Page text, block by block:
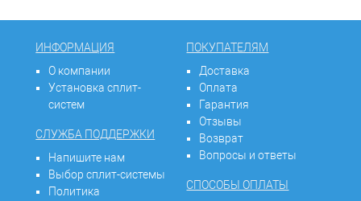
ИНФОРМАЦИЯ
О компании
Установка сплит-
систем
СЛУЖБА ПОДДЕРЖКИ
Напишите нам
Выбор сплит-системы
Политика
ПОКУПАТЕЛЯМ
Доставка
Оплата
Гарантия
Отзывы
Возврат
Вопросы и ответы
СПОСОБЫ ОПЛАТЫ